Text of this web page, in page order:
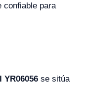
confiable para
se sitúa